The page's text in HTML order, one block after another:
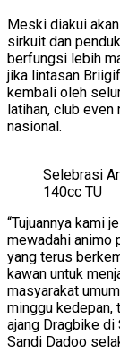
Meski diakui
sirkuit dan
berfungsi lebih
jika lintasan
kembali oleh
latihan, club
nasional.
Selebrasi
140cc TU
“Tujuannya kami
mewadahi animo
yang terus
kawan untuk
masyarakat
minggu
ajang Dragbike
Sandi Dadoo